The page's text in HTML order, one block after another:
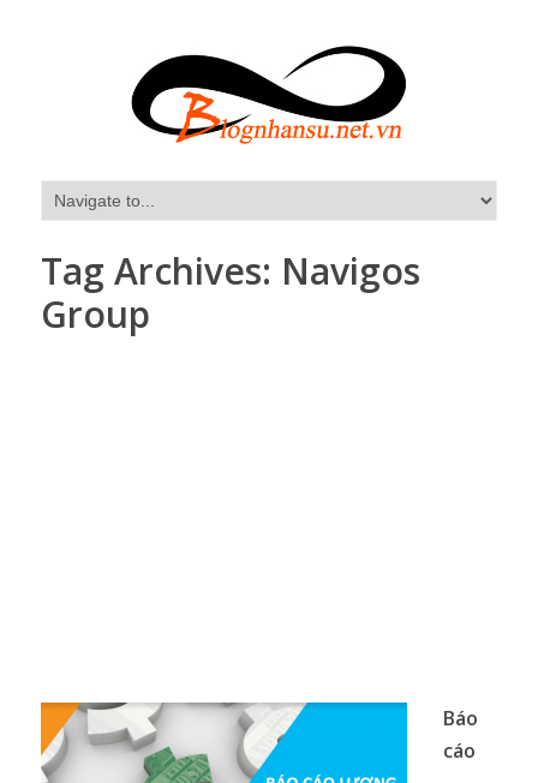
Tag Archives: Navigos
Group
Báo
cáo